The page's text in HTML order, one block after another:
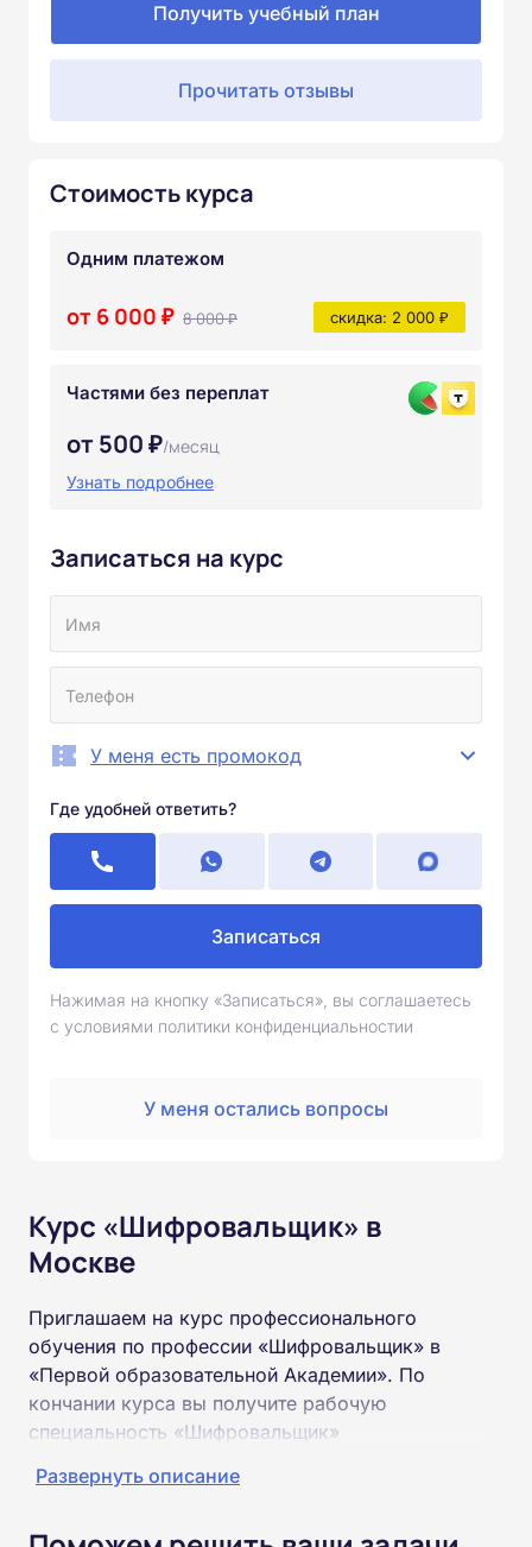
Получить учебный план
Прочитать отзывы
Стоимость курса
Одним платежом
от 6 000 ₽ 8 000 ₽ скидка: 2 000 ₽
Частями без переплат
от 500 ₽/месяц
Узнать подробнее
Записаться на курс
У меня есть промокод
Где удобней ответить?
Записаться
Нажимая на кнопку «Записаться», вы соглашаетесь
с условиями политики конфиденциальностии
У меня остались вопросы
Курс «Шифровальщик» в
Москве
Приглашаем на курс профессионального
обучения по профессии «Шифровальщик» в
«Первой образовательной Академии». По
кончании курса вы получите рабочую
специальность «Шифровальщик»
Развернуть описание